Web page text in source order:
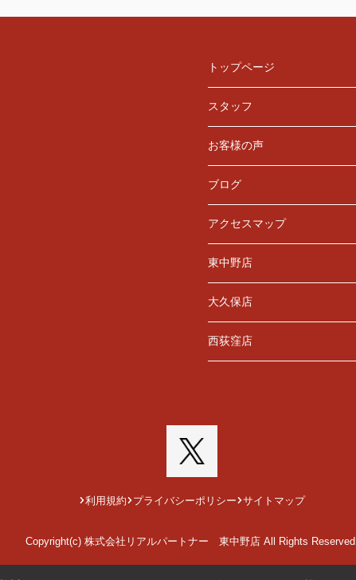
トップページ
スタッフ
お客様の声
ブログ
アクセスマップ
東中野店
大久保店
西荻窪店
利用規約 プライバシーポリシー サイトマップ
Copyright(c) 株式会社リアルパートナー 東中野店 All Rights Reserved.